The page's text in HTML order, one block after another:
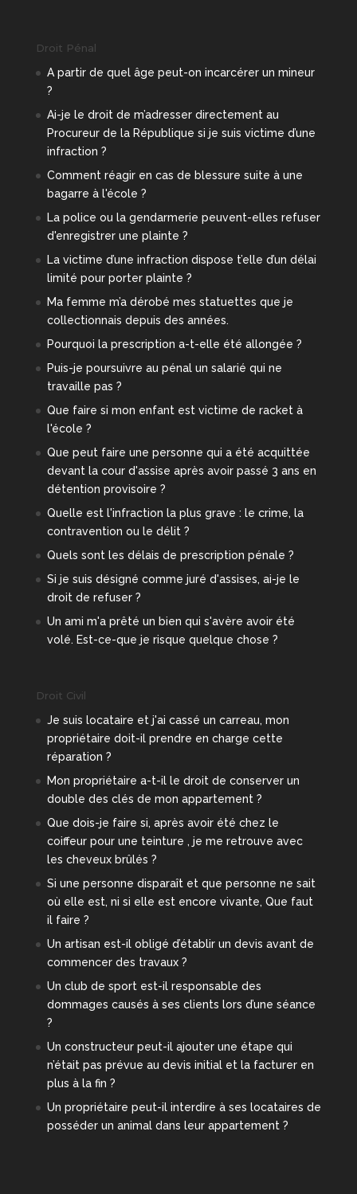
Droit Pénal
A partir de quel âge peut-on incarcérer un mineur
?
Ai-je le droit de m’adresser directement au
Procureur de la République si je suis victime d’une
infraction ?
Comment réagir en cas de blessure suite à une
bagarre à l'école ?
La police ou la gendarmerie peuvent-elles refuser
d'enregistrer une plainte ?
La victime d’une infraction dispose t’elle d’un délai
limité pour porter plainte ?
Ma femme m’a dérobé mes statuettes que je
collectionnais depuis des années.
Pourquoi la prescription a-t-elle été allongée ?
Puis-je poursuivre au pénal un salarié qui ne
travaille pas ?
Que faire si mon enfant est victime de racket à
l'école ?
Que peut faire une personne qui a été acquittée
devant la cour d'assise après avoir passé 3 ans en
détention provisoire ?
Quelle est l'infraction la plus grave : le crime, la
contravention ou le délit ?
Quels sont les délais de prescription pénale ?
Si je suis désigné comme juré d'assises, ai-je le
droit de refuser ?
Un ami m'a prêté un bien qui s'avère avoir été
volé. Est-ce-que je risque quelque chose ?
Droit Civil
Je suis locataire et j'ai cassé un carreau, mon
propriétaire doit-il prendre en charge cette
réparation ?
Mon propriétaire a-t-il le droit de conserver un
double des clés de mon appartement ?
Que dois-je faire si, après avoir été chez le
coiffeur pour une teinture , je me retrouve avec
les cheveux brûlés ?
Si une personne disparaît et que personne ne sait
où elle est, ni si elle est encore vivante, Que faut
il faire ?
Un artisan est-il obligé d’établir un devis avant de
commencer des travaux ?
Un club de sport est-il responsable des
dommages causés à ses clients lors d’une séance
?
Un constructeur peut-il ajouter une étape qui
n’était pas prévue au devis initial et la facturer en
plus à la fin ?
Un propriétaire peut-il interdire à ses locataires de
posséder un animal dans leur appartement ?